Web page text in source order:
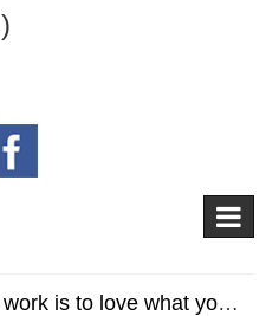
유일한 방법은 당신이 하는 일을 사랑하는 것이다. - Stev…